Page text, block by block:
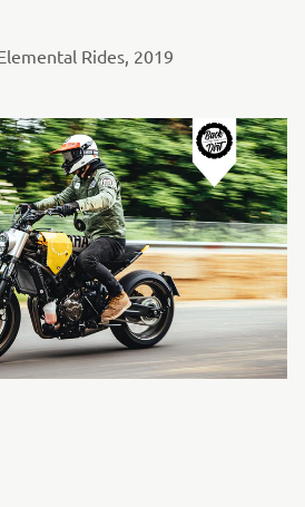
Rides, 2019